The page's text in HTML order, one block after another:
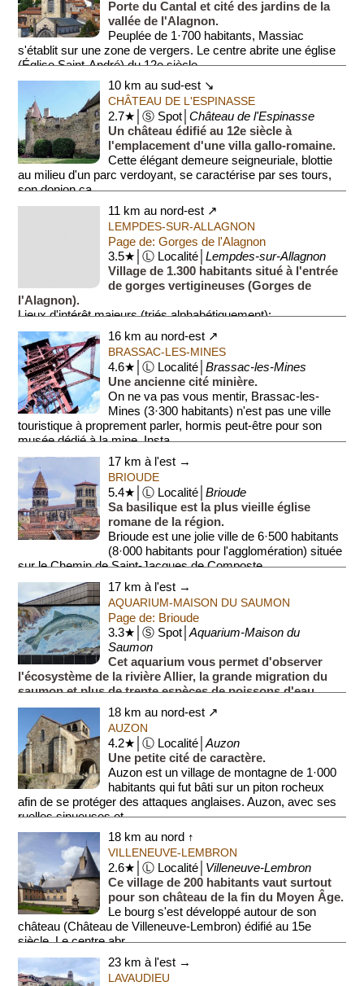
Porte du Cantal et cité des jardins de la
vallée de l'Alagnon.
Peuplée de 1·700 habitants, Massiac
s'établit sur une zone de vergers. Le centre abrite une église
(Église Saint-André) du 12e siècle...
10 km au sud-est ↘
CHÂTEAU DE L'ESPINASSE
2.7★│Ⓢ Spot│Château de l'Espinasse
Un château édifié au 12e siècle à
l'emplacement d'une villa gallo-romaine.
Cette élégant demeure seigneuriale, blottie
au milieu d'un parc verdoyant, se caractérise par ses tours,
son donjon ca...
11 km au nord-est ↗
LEMPDES-SUR-ALLAGNON
Page de: Gorges de l'Alagnon
3.5★│Ⓛ Localité│Lempdes-sur-Allagnon
Village de 1.300 habitants situé à l'entrée
de gorges vertigineuses (Gorges de
l'Alagnon).
Lieux d'intérêt majeurs (triés alphabétiquement):
• Château.
• Église Saint-Géraud. Église du 11e ...
16 km au nord-est ↗
BRASSAC-LES-MINES
4.6★│Ⓛ Localité│Brassac-les-Mines
Une ancienne cité minière.
On ne va pas vous mentir, Brassac-les-
Mines (3·300 habitants) n'est pas une ville
touristique à proprement parler, hormis peut-être pour son
musée dédié à la mine. Insta...
17 km à l'est →
BRIOUDE
5.4★│Ⓛ Localité│Brioude
Sa basilique est la plus vieille église
romane de la région.
Brioude est une jolie ville de 6·500 habitants
(8·000 habitants pour l'agglomération) située
sur le Chemin de Saint-Jacques de Composte...
17 km à l'est →
AQUARIUM-MAISON DU SAUMON
Page de: Brioude
3.3★│Ⓢ Spot│Aquarium-Maison du
Saumon
Cet aquarium vous permet d'observer
l'écosystème de la rivière Allier, la grande migration du
saumon et plus de trente espèces de poissons d'eau
douce.
Des visites guidées sont proposées.
18 km au nord-est ↗
AUZON
4.2★│Ⓛ Localité│Auzon
Une petite cité de caractère.
Auzon est un village de montagne de 1·000
habitants qui fut bâti sur un piton rocheux
afin de se protéger des attaques anglaises. Auzon, avec ses
ruelles sinueuses et...
18 km au nord ↑
VILLENEUVE-LEMBRON
2.6★│Ⓛ Localité│ Villeneuve-Lembron
Ce village de 200 habitants vaut surtout
pour son château de la fin du Moyen Âge.
Le bourg s'est développé autour de son
château (Château de Villeneuve-Lembron) édifié au 15e
siècle. Le centre abr...
23 km à l'est →
LAVAUDIEU